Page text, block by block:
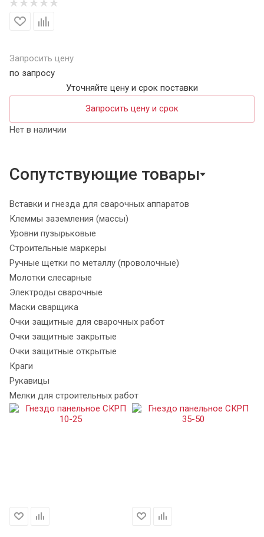
Запросить цену
по запросу
Уточняйте цену и срок поставки
Запросить цену и срок
Нет в наличии
Сопутствующие товары
Вставки и гнезда для сварочных аппаратов
Клеммы заземления (массы)
Уровни пузырьковые
Строительные маркеры
Ручные щетки по металлу (проволочные)
Молотки слесарные
Электроды сварочные
Маски сварщика
Очки защитные для сварочных работ
Очки защитные закрытые
Очки защитные открытые
Краги
Рукавицы
Мелки для строительных работ